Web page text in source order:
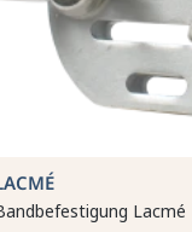
Lacmé